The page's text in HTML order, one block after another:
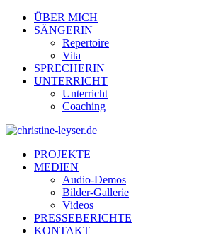
ÜBER MICH
SÄNGERIN
Repertoire
Vita
SPRECHERIN
UNTERRICHT
Unterricht
Coaching
PROJEKTE
MEDIEN
Audio-Demos
Bilder-Gallerie
Videos
PRESSEBERICHTE
KONTAKT